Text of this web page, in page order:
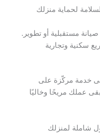
لحماية منزلك
مستقبلية أو تطوير.
سكنية وتجارية
خدمة مركّزة على
عملك مريحًا وخاليًا
شاملة لمنزلك